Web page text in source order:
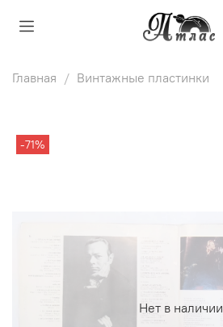
Главная Винтажные пластинки
Нет в наличии
-71%